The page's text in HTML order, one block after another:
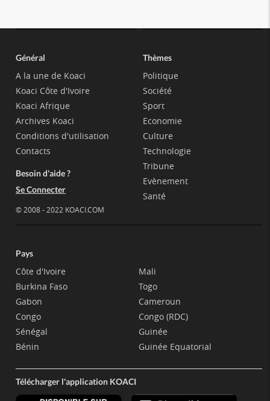
Général
A la une de Koaci
Koaci Côte d'Ivoire
Koaci Afrique
Archives Koaci
Conditions d'utilisation
Contacts
Besoin d'aide ?
Se Connecter
© 2008 - 2022 KOACI.COM
Thèmes
Politique
Société
Sport
Economie
Culture
Technologie
Tribune
Evènement
Santé
Pays
Côte d'Ivoire
Burkina Faso
Gabon
Congo
Sénégal
Bénin
Mali
Togo
Cameroun
Congo (RDC)
Guinée
Guinée Equatorial
Télécharger l'application KOACI